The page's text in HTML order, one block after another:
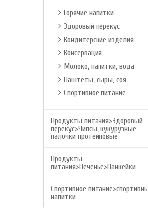
Горячие напитки
Здоровый перекус
Кондитерские изделия
Консервация
Молоко, напитки, вода
Паштеты, сыры, соя
Спортивное питание
Продукты питания>Здоровый
перекус>Чипсы, кукурузные
палочки протеиновые
Продукты
питания>Печенье>Панкейки
Спортивное
напитки